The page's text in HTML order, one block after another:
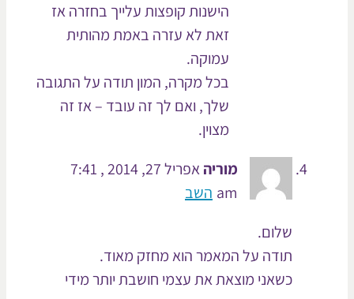
הישנות קופצות עלייך בחזרה אז
זאת לא עזרה באמת מהותית
עמוקה.
בכל מקרה, המון תודה על התגובה
שלך, ואם לך זה עובד – אז זה
מוריה
אפריל 27, 2014 , 7:41
am
השב
תודה על המאמר הוא מחזק מאוד.
כשאני מוצאת את עצמי חושבת יותר מידי